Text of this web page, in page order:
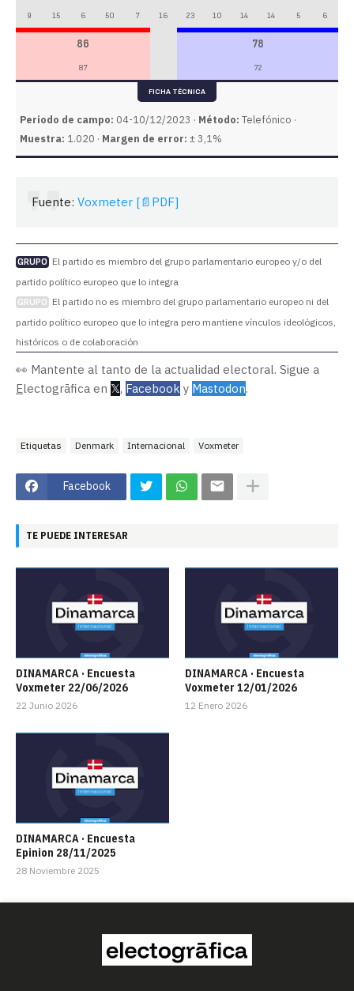
9 15 6 50 7 16 23 10 14 14 5 6
86 78
87 72
FICHA TÉCNICA
Periodo de campo: 04-10/12/2023 · Método: Telefónico ·
Muestra: 1.020 · Margen de error: ± 3,1%
Fuente: Voxmeter [📄PDF]
GRUPO El partido es miembro del grupo parlamentario europeo y/o del
partido político europeo que lo integra
GRUPO El partido no es miembro del grupo parlamentario europeo ni del
partido político europeo que lo integra pero mantiene vínculos ideológicos,
históricos o de colaboración
👀 Mantente al tanto de la actualidad electoral. Sigue a
Electogrāfica en 𝕏, Facebook y Mastodon.
Etiquetas Denmark Internacional Voxmeter
Facebook
TE PUEDE INTERESAR
DINAMARCA · Encuesta
Voxmeter 22/06/2026
22 Junio 2026
DINAMARCA · Encuesta
Voxmeter 12/01/2026
12 Enero 2026
DINAMARCA · Encuesta
Epinion 28/11/2025
28 Noviembre 2025